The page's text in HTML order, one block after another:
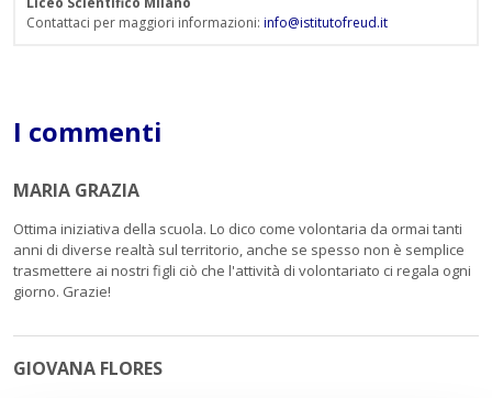
Contattaci per maggiori informazioni: info@istitutofreud.it
I commenti
MARIA GRAZIA
Ottima iniziativa della scuola. Lo dico come volontaria da ormai tanti
anni di diverse realtà sul territorio, anche se spesso non è semplice
trasmettere ai nostri figli ciò che l'attività di volontariato ci regala ogni
giorno. Grazie!
GIOVANA FLORES